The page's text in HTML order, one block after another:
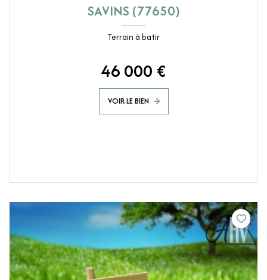
SAVINS (77650)
Terrain à batir
46 000 €
VOIR LE BIEN